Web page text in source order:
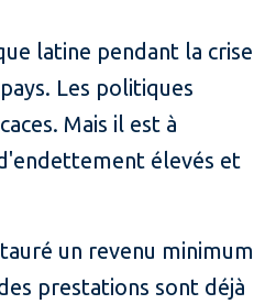
latine pendant la crise
Les politiques
Mais il est à
élevés et
un revenu minimum
prestations sont déjà